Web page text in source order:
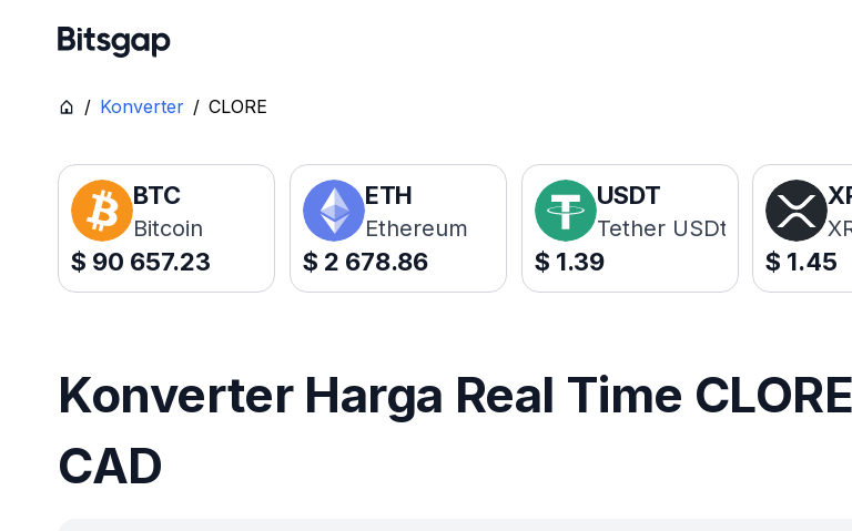
/ Konverter / CLORE
BTC
Bitcoin
$ 90 657.23
ETH
Ethereum
$ 2 678.86
USDT
Tether USDt
$ 1.39 $ 1.45
Konverter Harga Real Time
CAD